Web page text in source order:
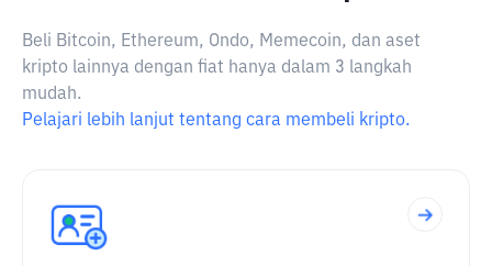
Beli Bitcoin, Ethereum, Ondo, Memecoin, dan aset
kripto lainnya dengan fiat hanya dalam 3 langkah
mudah.
Pelajari lebih lanjut tentang cara membeli kripto.